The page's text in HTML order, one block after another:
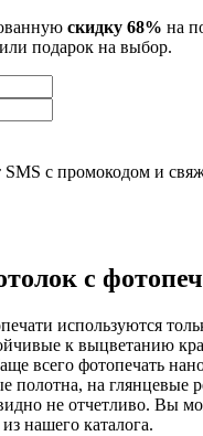
скидку 68% на
подарок на выбор.
с промокодом и
с
используются
к выцветанию
всего фотопечать
полотна, на глянцевые
не отчетливо. Вы
нашего каталога.